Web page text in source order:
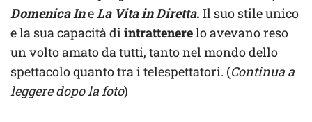
Domenica Ine La Vita in Diretta. Il suo stile unico
e la sua capacità di intrattenerelo avevano reso
un volto amato da tutti, tanto nel mondo dello
spettacolo quanto tra i telespettatori. (Continua a
leggere dopo la foto)